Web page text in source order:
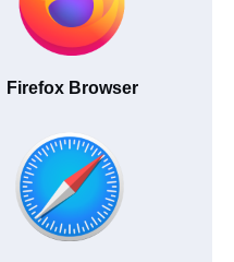
Firefox Browser